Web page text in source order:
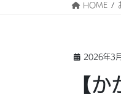
HOME
2026年3
【